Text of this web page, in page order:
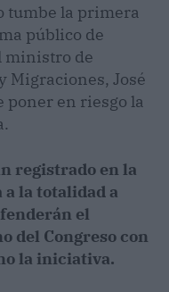
tumbe la primera
público de
ministro de
Migraciones, José
poner en riesgo la
registrado en la
a la totalidad a
el
del Congreso con
la iniciativa.